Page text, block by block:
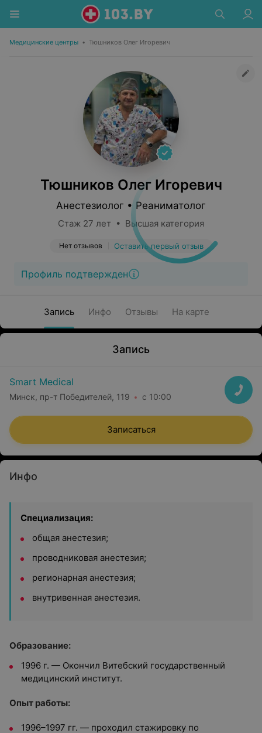
Медицинские центры • Тюшников Олег Игоревич
Тюшников Олег Игоревич
Анестезиолог • Реаниматолог
Стаж 27 лет • Высшая категория
Нет отзывов Оставить первый отзыв
Профиль подтвержден
Запись Инфо Отзывы На карте
Запись
Smart Medical
Минск, пр-т Победителей, 119 с 10:00
Записаться
Инфо
Специализация:
общая анестезия;
проводниковая анестезия;
регионарная анестезия;
внутривенная анестезия.
Образование:
1996 г. — Окончил Витебский государственный
медицинский институт.
Опыт работы:
1996–1997 гг. — проходил стажировку по